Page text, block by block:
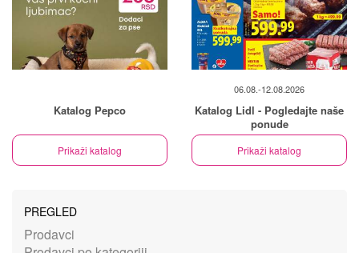
Katalog Pepco
Prikaži katalog
06.08.-12.08.2026
Katalog Lidl - Pogledajte naše
ponude
Prikaži katalog
PREGLED
Prodavci